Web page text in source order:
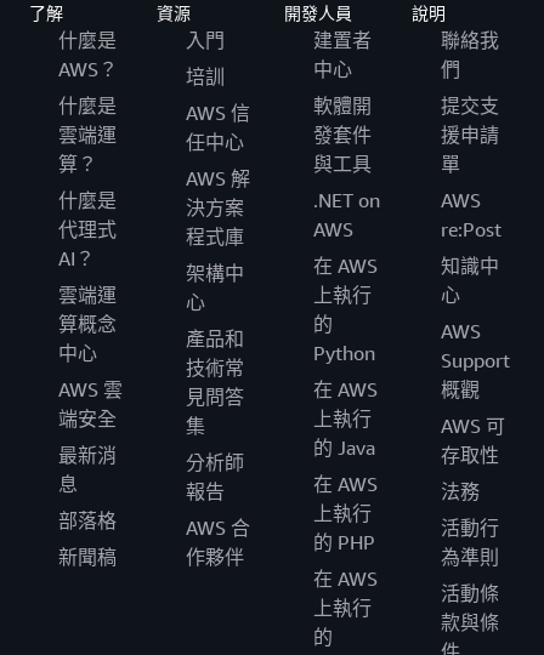
了解
什麼是
AWS？
什麼是
雲端運
算？
什麼是
代理式
AI？
雲端運
算概念
中心
AWS 雲
端安全
最新消
息
部落格
新聞稿
資源
入門
培訓
AWS 信
任中心
AWS 解
決方案
程式庫
架構中
心
產品和
技術常
見問答
集
分析師
報告
AWS 合
作夥伴
開發人員
建置者
中心
軟體開
發套件
與工具
.NET on
AWS
在 AWS
上執行
的
Python
在 AWS
上執行
的 Java
在 AWS
上執行
的 PHP
在 AWS
上執行
的
說明
聯絡我
們
提交支
援申請
單
AWS
re:Post
知識中
心
AWS
Support
概觀
AWS 可
存取性
法務
活動行
為準則
活動條
款與條